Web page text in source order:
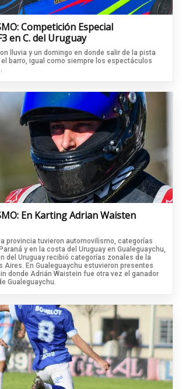
Competición Especial
en C. del Uruguay
lluvia y un domingo en donde salir de la pista
barro, igual como siempre los espectáculos
En Karting Adrian Waisten
provincia tuvieron automovilismo, categorías
y en la costa del Uruguay en Gualeguaychu,
del Uruguay recibió categorías zonales de la
Aires. En Gualeguaychu estuvieron presentes
donde Adrián Waistein fue otra vez el ganador
Gualeguaychu.